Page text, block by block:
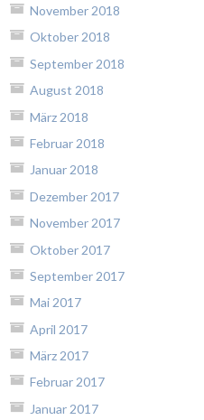
November 2018
Oktober 2018
September 2018
August 2018
März 2018
Februar 2018
Januar 2018
Dezember 2017
November 2017
Oktober 2017
September 2017
Mai 2017
April 2017
März 2017
Februar 2017
Januar 2017